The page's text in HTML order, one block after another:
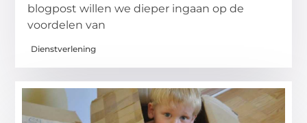
blogpost willen we dieper ingaan op de
voordelen van
Dienstverlening